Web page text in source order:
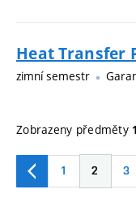
Heat Transfer
zimní semestr
Zobrazeny předměty
1 2 3